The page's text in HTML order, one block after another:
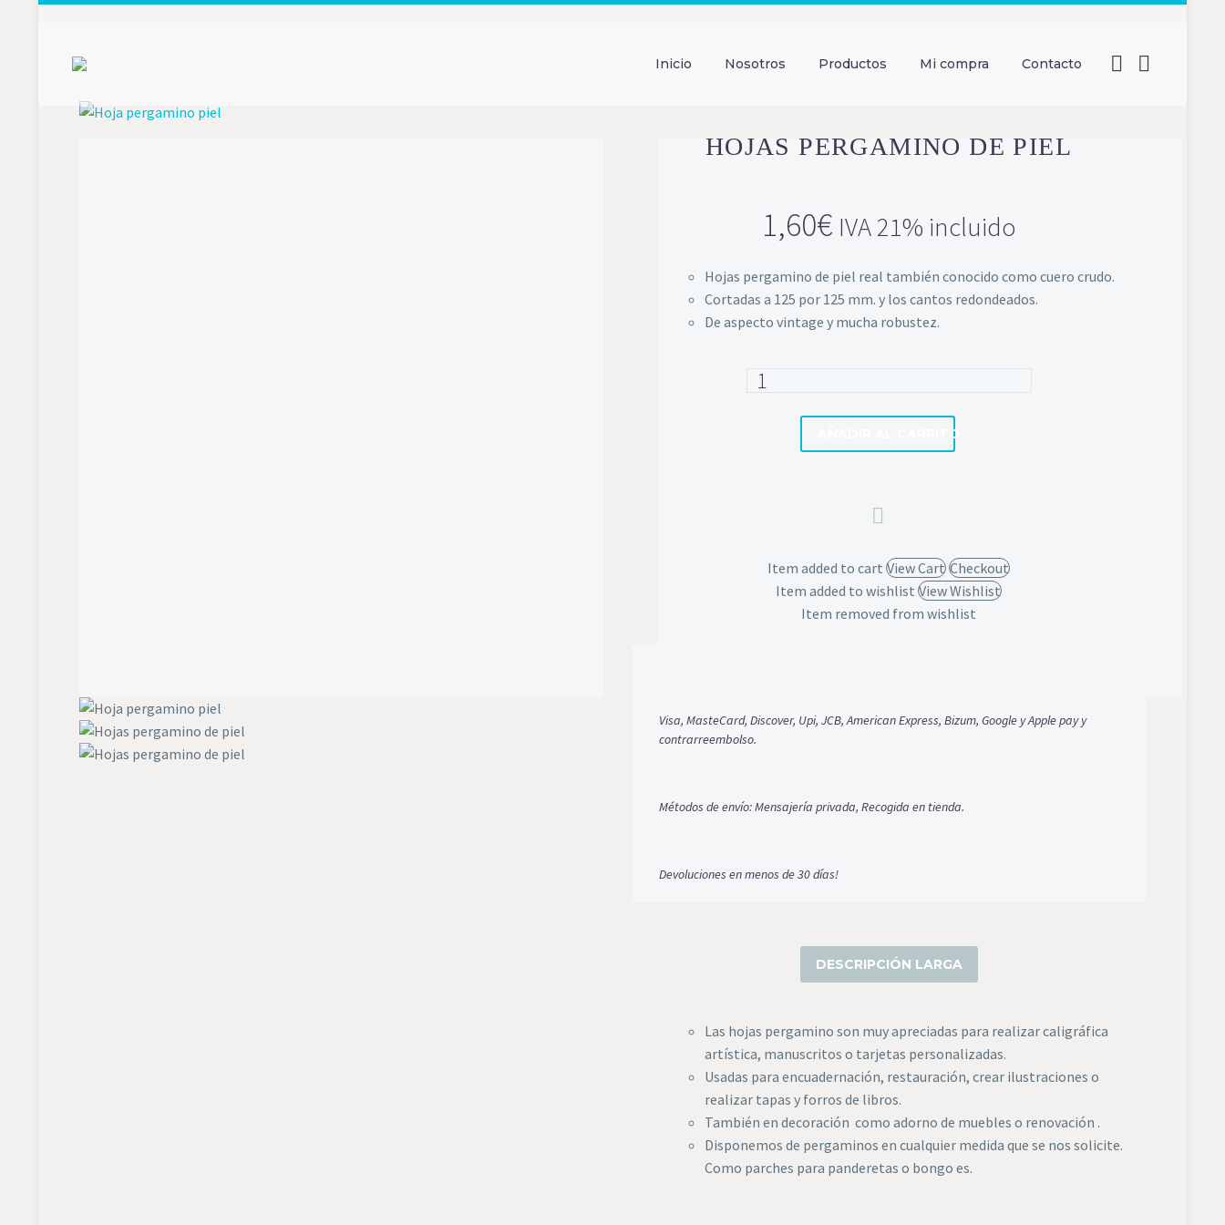
Inicio Nosotros Productos Mi compra Contacto
HOJAS PERGAMINO DE PIEL
1,60€ IVA 21% incluido
Hojas pergamino de piel real también conocido como cuero crudo.
Cortadas a 125 por 125 mm. y los cantos redondeados.
De aspecto vintage y mucha robustez.
Hojas
AÑADIR AL CARRITO
Item added to cart View Cart Checkout
Item added to wishlist View Wishlist
Item removed from wishlist
Visa, MasteCard, Discover, Upi, JCB, American Express, Bizum, Google y Apple pay y
contrarreembolso.
Métodos de envío: Mensajería privada, Recogida en tienda.
Devoluciones en menos de 30 días!
DESCRIPCIÓN LARGA
Las hojas pergamino son muy apreciadas para realizar caligráfica
artística, manuscritos o tarjetas personalizadas.
Usadas para encuadernación, restauración, crear ilustraciones o
realizar tapas y forros de libros.
También en decoración como adorno de muebles o renovación .
Disponemos de pergaminos en cualquier medida que se nos solicite.
Como parches para panderetas o bongo es.